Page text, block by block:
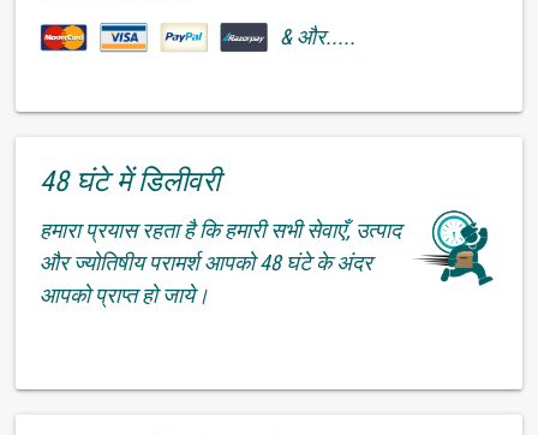
& और.....
48 घंटे में डिलीवरी
हमारा प्रयास रहता है कि हमारी सभी सेवाएँ, उत्पाद
और ज्योतिषीय परामर्श आपको 48 घंटे के अंदर
आपको प्राप्त हो जाये।